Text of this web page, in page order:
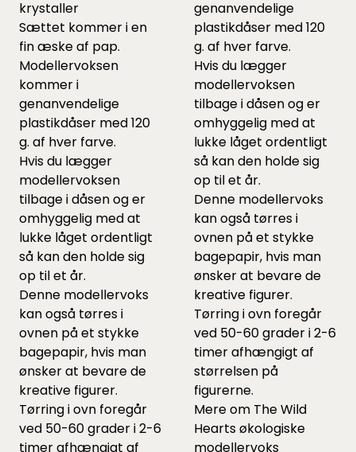
krystaller
Sættet kommer i en
fin æske af pap.
Modellervoksen
kommer i
genanvendelige
plastikdåser med 120
g. af hver farve.
Hvis du lægger
modellervoksen
tilbage i dåsen og er
omhyggelig med at
lukke låget ordentligt
så kan den holde sig
op til et år.
Denne modellervoks
kan også tørres i
ovnen på et stykke
bagepapir, hvis man
ønsker at bevare de
kreative figurer.
Tørring i ovn foregår
ved 50-60 grader i 2-6
timer afhængigt af
genanvendelige
plastikdåser med 120
g. af hver farve.
Hvis du lægger
modellervoksen
tilbage i dåsen og er
omhyggelig med at
lukke låget ordentligt
så kan den holde sig
op til et år.
Denne modellervoks
kan også tørres i
ovnen på et stykke
bagepapir, hvis man
ønsker at bevare de
kreative figurer.
Tørring i ovn foregår
ved 50-60 grader i 2-6
timer afhængigt af
størrelsen på
figurerne.
Mere om The Wild
Hearts økologiske
modellervoks